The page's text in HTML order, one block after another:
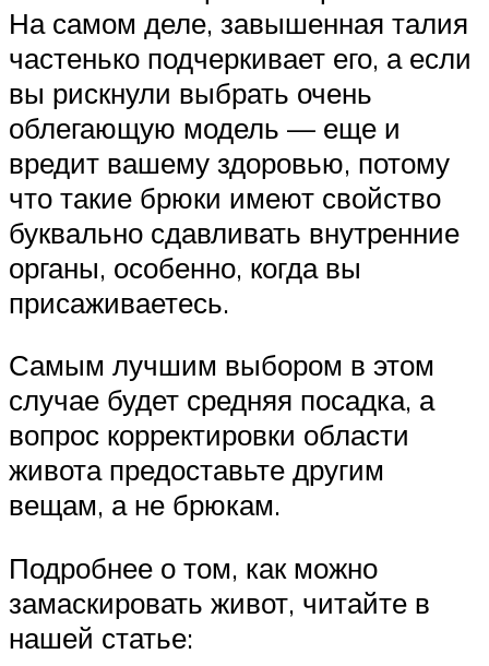
На самом деле, завышенная талия
частенько подчеркивает его, а если
вы рискнули выбрать очень
облегающую модель — еще и
вредит вашему здоровью, потому
что такие брюки имеют свойство
буквально сдавливать внутренние
органы, особенно, когда вы
присаживаетесь.
Самым лучшим выбором в этом
случае будет средняя посадка, а
вопрос корректировки области
живота предоставьте другим
вещам, а не брюкам.
Подробнее о том, как можно
замаскировать живот, читайте в
нашей статье: